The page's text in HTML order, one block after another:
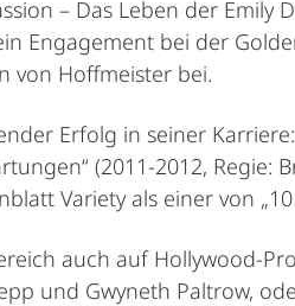
– Das Leben der Emily
bei der
von Hoffmeister bei.
Erfolg in seiner
(2011-2012, Regie:
Variety als einer von
auch auf Hollywood-
und Gwyneth Paltrow,